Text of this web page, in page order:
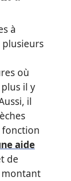
à
où
il y
il
fonction
aide
de
montant